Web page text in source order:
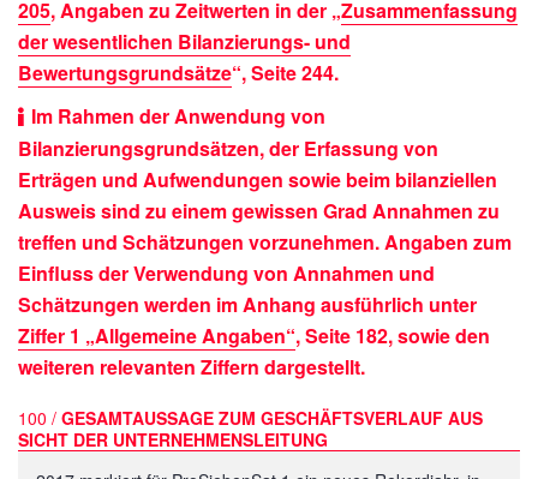
205, Angaben zu Zeitwerten in der „Zusammenfassung
der wesentlichen Bilanzierungs- und
Bewertungsgrundsätze“, Seite 244.
Im Rahmen der Anwendung von
Bilanzierungsgrundsätzen, der Erfassung von
Erträgen und Aufwendungen sowie beim bilanziellen
Ausweis sind zu einem gewissen Grad Annahmen zu
treffen und Schätzungen vorzunehmen. Angaben zum
Einfluss der Verwendung von Annahmen und
Schätzungen werden im Anhang ausführlich unter
Ziffer 1 „Allgemeine Angaben“, Seite 182, sowie den
weiteren relevanten Ziffern dargestellt.
100 / GESAMTAUSSAGE ZUM GESCHÄFTSVERLAUF AUS
SICHT DER UNTERNEHMENSLEITUNG